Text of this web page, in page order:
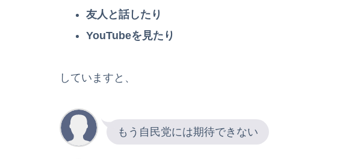
友人と話したり
YouTubeを見たり
していますと、
もう自民党には期待できない